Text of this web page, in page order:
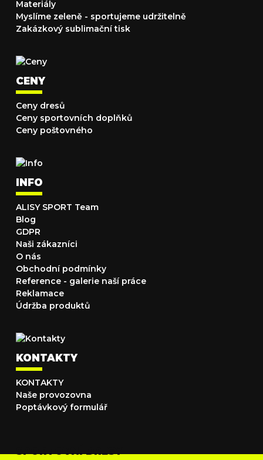
Materiály
Myslíme zeleně - sportujeme udržitelně
Zakázkový sublimační tisk
CENY
Ceny dresů
Ceny sportovních doplňků
Ceny poštovného
INFO
ALISY SPORT Team
Blog
GDPR
Naši zákazníci
O nás
Obchodní podmínky
Reference - galerie naší práce
Reklamace
Údržba produktů
KONTAKTY
KONTAKTY
Naše provozovna
Poptávkový formulář